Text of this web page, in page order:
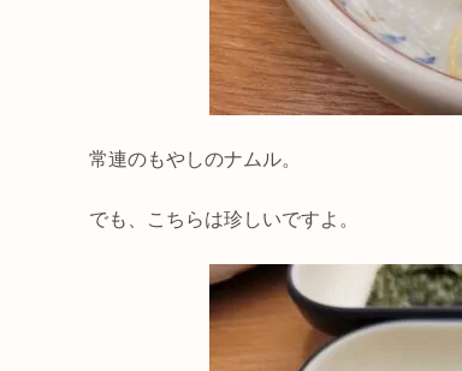
常連のもやしのナムル。
でも、こちらは珍しいですよ。